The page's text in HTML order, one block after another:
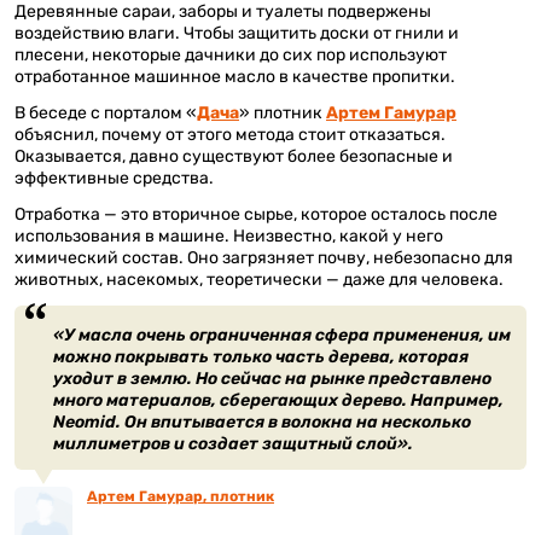
Деревянные сараи, заборы и туалеты подвержены
воздействию влаги. Чтобы защитить доски от гнили и
плесени, некоторые дачники до сих пор используют
отработанное машинное масло в качестве пропитки.
В беседе с порталом «Дача» плотник Артем Гамурар
объяснил, почему от этого метода стоит отказаться.
Оказывается, давно существуют более безопасные и
эффективные средства.
Отработка — это вторичное сырье, которое осталось после
использования в машине. Неизвестно, какой у него
химический состав. Оно загрязняет почву, небезопасно для
животных, насекомых, теоретически — даже для человека.
«У масла очень ограниченная сфера применения, им
можно покрывать только часть дерева, которая
уходит в землю. Но сейчас на рынке представлено
много материалов, сберегающих дерево. Например,
Neomid. Он впитывается в волокна на несколько
миллиметров и создает защитный слой».
Артем Гамурар, плотник